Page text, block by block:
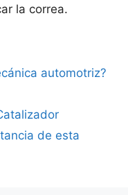
la correa.
automotriz?
de esta